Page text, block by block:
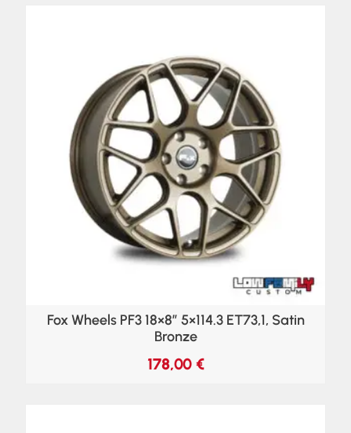
Fox Wheels PF3 18×8″ 5×114.3 ET73,1, Satin
Bronze
178,00 €